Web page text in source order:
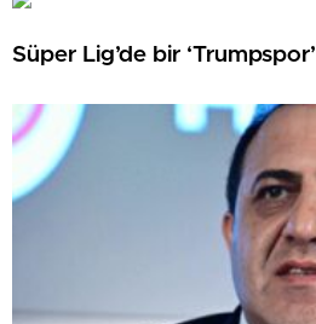
Süper Lig’de bir